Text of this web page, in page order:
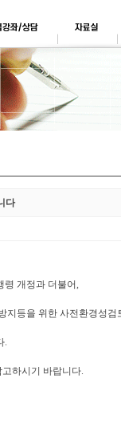
다
령 개정과 더불어,
지등을 위한 사전환경성검
.
하시기 바랍니다.